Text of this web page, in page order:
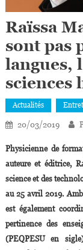
Raïssa
sont pas
langues,
sciences
Actualités
20/03/2019
Physicienne de
auteure et éditrice,
science et des
au 25 avril 2019.
est également
pertinence des
(PEQPESU en